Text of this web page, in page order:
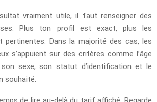
vraiment utile, il faut renseigner des
Plus ton profil est exact, plus les
pertinentes. Dans la majorité des cas, les
s’appuient sur des critères comme l’âge
sexe, son statut d’identification et le
souhaité.